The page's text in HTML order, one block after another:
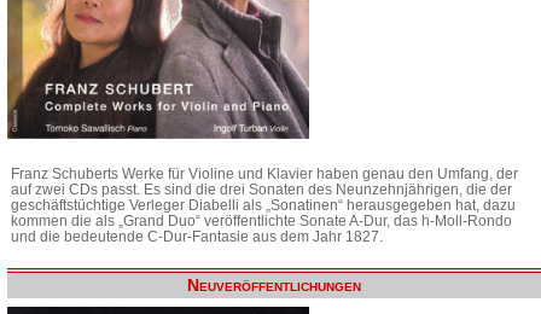
Franz Schuberts Werke für Violine und Klavier haben genau den Umfang, der
auf zwei CDs passt. Es sind die drei Sonaten des Neunzehnjährigen, die der
geschäftstüchtige Verleger Diabelli als „Sonatinen“ herausgegeben hat, dazu
kommen die als „Grand Duo“ veröffentlichte Sonate A-Dur, das h-Moll-Rondo
und die bedeutende C-Dur-Fantasie aus dem Jahr 1827.
Neuveröffentlichungen